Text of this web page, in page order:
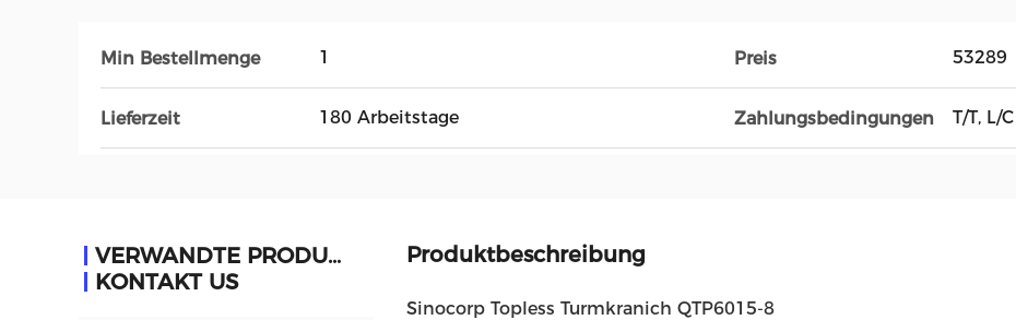
Min Bestellmenge 1 Preis 53289
Lieferzeit 180 Arbeitstage Zahlungsbedingungen T/T, L/C
VERWANDTE PRODUKTE
KONTAKT US
Produktbeschreibung
Sinocorp Topless Turmkranich QTP6015-8